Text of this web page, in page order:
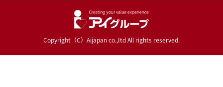
Copyright（C）Aijapan co.,Itd All rights reserved.